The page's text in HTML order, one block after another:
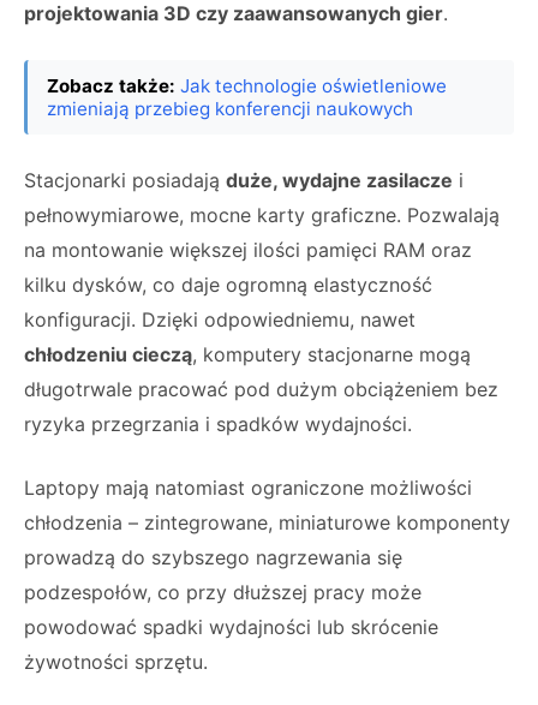
projektowania 3D czy zaawansowanych gier.
Zobacz także: Jak technologie oświetleniowe
zmieniają przebieg konferencji naukowych
Stacjonarki posiadają duże, wydajne zasilacze i
pełnowymiarowe, mocne karty graficzne. Pozwalają
na montowanie większej ilości pamięci RAM oraz
kilku dysków, co daje ogromną elastyczność
konfiguracji. Dzięki odpowiedniemu, nawet
chłodzeniu cieczą, komputery stacjonarne mogą
długotrwale pracować pod dużym obciążeniem bez
ryzyka przegrzania i spadków wydajności.
Laptopy mają natomiast ograniczone możliwości
chłodzenia – zintegrowane, miniaturowe komponenty
prowadzą do szybszego nagrzewania się
podzespołów, co przy dłuższej pracy może
powodować spadki wydajności lub skrócenie
żywotności sprzętu.